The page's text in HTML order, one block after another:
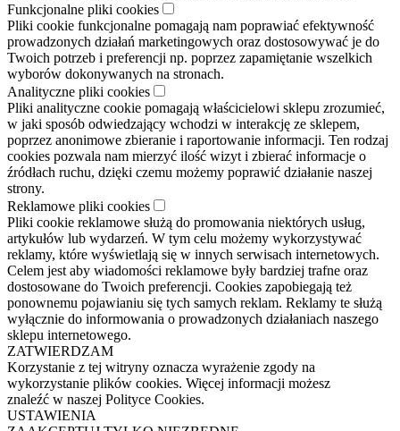
Funkcjonalne pliki cookies
Pliki cookie funkcjonalne pomagają nam poprawiać efektywność
prowadzonych działań marketingowych oraz dostosowywać je do
Twoich potrzeb i preferencji np. poprzez zapamiętanie wszelkich
wyborów dokonywanych na stronach.
Analityczne pliki cookies
Pliki analityczne cookie pomagają właścicielowi sklepu zrozumieć,
w jaki sposób odwiedzający wchodzi w interakcję ze sklepem,
poprzez anonimowe zbieranie i raportowanie informacji. Ten rodzaj
cookies pozwala nam mierzyć ilość wizyt i zbierać informacje o
źródłach ruchu, dzięki czemu możemy poprawić działanie naszej
strony.
Reklamowe pliki cookies
Pliki cookie reklamowe służą do promowania niektórych usług,
artykułów lub wydarzeń. W tym celu możemy wykorzystywać
reklamy, które wyświetlają się w innych serwisach internetowych.
Celem jest aby wiadomości reklamowe były bardziej trafne oraz
dostosowane do Twoich preferencji. Cookies zapobiegają też
ponownemu pojawianiu się tych samych reklam. Reklamy te służą
wyłącznie do informowania o prowadzonych działaniach naszego
sklepu internetowego.
ZATWIERDZAM
Korzystanie z tej witryny oznacza wyrażenie zgody na
wykorzystanie plików cookies. Więcej informacji możesz
znaleźć w naszej Polityce Cookies.
USTAWIENIA